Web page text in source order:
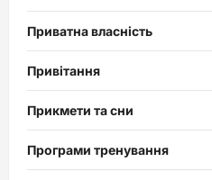
Приватна власність
Привітання
Прикмети та сни
Програми тренування